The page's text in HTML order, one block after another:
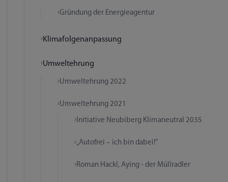
Gründung der Energieagentur
Klimafolgenanpassung
Umweltehrung
Umweltehrung 2022
Umweltehrung 2021
Initiative Neubiberg Klimaneutral 2035
„Autofrei – ich bin dabei!“
Roman Hackl, Aying - der Müllradler